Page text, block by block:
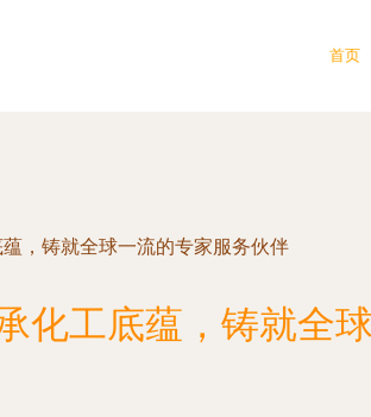
首页
，铸就全球一流的专家服务伙伴
化工底蕴，铸就全